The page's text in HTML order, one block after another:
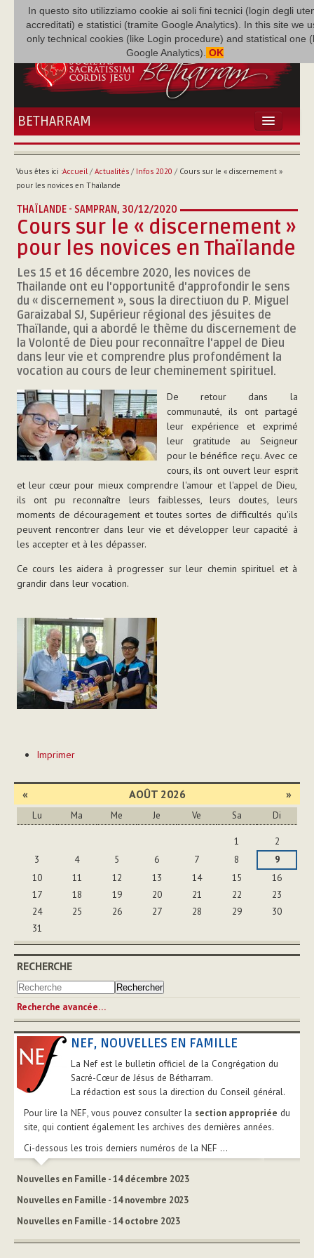
In questo sito utilizziamo cookie ai soli fini tecnici (login degli
accreditati) e statistici (tramite Google Analytics). In this site we
only technical cookies (like Login procedure) and statistical one
Google Analytics). OK
BETHARRAM
ACCUEIL
BÉTHARRAM
FAMILLE
MISSION
MULTIMÉDIA
P. AUGUSTE ETCHÉCOPAR
Vous êtes ici :Accueil/ Actualités/ Infos 2020 / Cours sur le « discernement »
pour les novices en Thaïlande
THAÏLANDE - SAMPRAN, 30/12/2020
Cours sur le « discernement »
pour les novices en Thaïlande
Les 15 et 16 décembre 2020, les novices de
Thailande ont eu l'opportunité d'approfondir le sens
du « discernement », sous la directiuon du P. Miguel
Garaizabal SJ, Supérieur régional des jésuites de
Thaïlande, qui a abordé le thème du discernement de
la Volonté de Dieu pour reconnaître l'appel de Dieu
dans leur vie et comprendre plus profondément la
vocation au cours de leur cheminement spirituel.
De retour dans la
communauté, ils ont partagé
leur expérience et exprimé
leur gratitude au Seigneur
pour le bénéfice reçu. Avec ce
cours, ils ont ouvert leur esprit
et leur cœur pour mieux comprendre l'amour et l'appel de Dieu,
ils ont pu reconnaître leurs faiblesses, leurs doutes, leurs
moments de découragement et toutes sortes de difficultés qu'ils
peuvent rencontrer dans leur vie et développer leur capacité à
les accepter et à les dépasser.
Ce cours les aidera à progresser sur leur chemin spirituel et à
grandir dans leur vocation.
sur
document
Imprimer
« AOÛT 2026 »
Lu Ma Me Je Ve Sa Di
1
2
3
4 5 6 7 8
9
10
11 12 13 14 15
16
17
18 19 20 21 22
23
24
25 26 27 28 29
30
31
RECHERCHE
Recherche avancée…
NEF, NOUVELLES EN FAMILLE
La Nef est le bulletin officiel de la Congrégation du
Sacré-Cœur de Jésus de Bétharram.
La rédaction est sous la direction du Conseil général.
Pour lire la NEF, vous pouvez consulter la section appropriée du
site, qui contient également les archives des dernières années.
Ci-dessous les trois derniers numéros de la NEF ...
Nouvelles en Famille - 14 décembre 2023
Nouvelles en Famille - 14 novembre 2023
Nouvelles en Famille - 14 octobre 2023